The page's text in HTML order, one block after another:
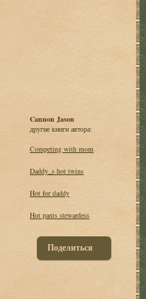
Cannon Jason
другие книги автора:
Competing with mom
Daddy_s hot twins
Hot for daddy
Hot pants stewardess
Поделиться